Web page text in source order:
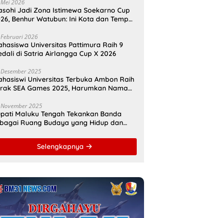
2026
Jadi Zona Istimewa Soekarno Cup
Benhur Watubun: Ini Kota dan Tempat
2026
Universitas Pattimura Raih 9
di Satria Airlangga Cup X 2026
2025
Universitas Terbuka Ambon Raih
SEA Games 2025, Harumkan Nama
2025
Maluku Tengah Tekankan Banda
Ruang Budaya yang Hidup dan
Selengkapnya